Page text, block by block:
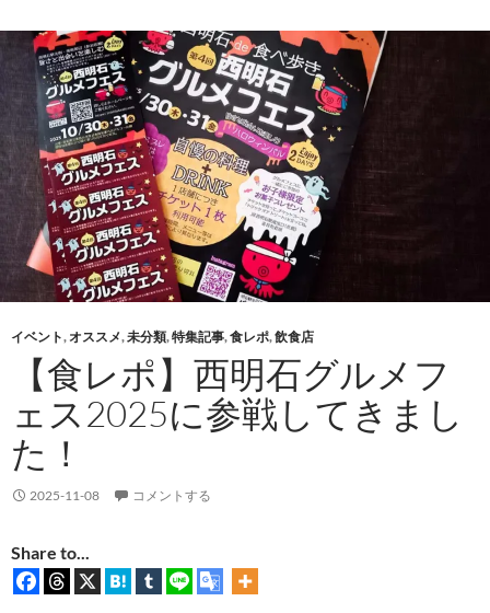
イベント,オススメ,未分類,特集記事,食レポ,飲食店
【食レポ】西明石グルメフ
ェス2025に参戦してきまし
た！
2025-11-08 コメントする
Share to...